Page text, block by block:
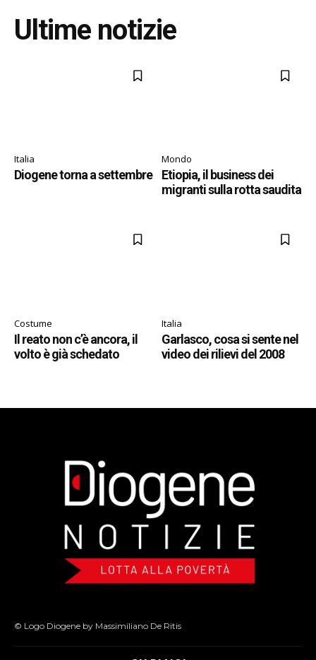
Ultime notizie
Italia
Diogene torna a settembre
Mondo
Etiopia, il business dei
migranti sulla rotta saudita
Costume
Il reato non c’è ancora, il
volto è già schedato
Italia
Garlasco, cosa si sente nel
video dei rilievi del 2008
© Logo Diogene by Massimiliano De Ritis